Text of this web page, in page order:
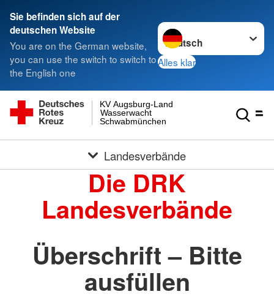
Sie befinden sich auf der
deutschen Website
You are on the German website,
you can use the switch to switch to
the English one
Sprache wechseln zu
Alles klar
Schwabmünchen
Wasserwacht
KV Augsburg-Land
Landesverbände
Die DRK
Landesverbände
Überschrift – Bitte
ausfüllen